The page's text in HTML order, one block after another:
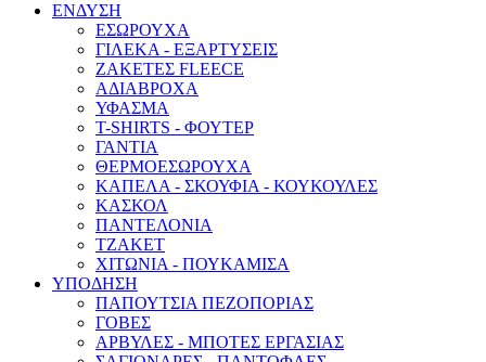
ΕΝΔΥΣΗ
ΕΣΩΡΟΥΧΑ
ΓΙΛΕΚΑ - ΕΞΑΡΤΥΣΕΙΣ
ΖΑΚΕΤΕΣ FLEECE
ΑΔΙΑΒΡΟΧΑ
ΥΦΑΣΜΑ
T-SHIRTS - ΦΟΥΤΕΡ
ΓΑΝΤΙΑ
ΘΕΡΜΟΕΣΩΡΟΥΧΑ
ΚΑΠΕΛΑ - ΣΚΟΥΦΙΑ - ΚΟΥΚΟΥΛΕΣ
ΚΑΣΚΟΛ
ΠΑΝΤΕΛΟΝΙΑ
ΤΖΑΚΕΤ
ΧΙΤΩΝΙΑ - ΠΟΥΚΑΜΙΣΑ
ΥΠΟΔΗΣΗ
ΠΑΠΟΥΤΣΙΑ ΠΕΖΟΠΟΡΙΑΣ
ΓΟΒΕΣ
ΑΡΒΥΛΕΣ - ΜΠΟΤΕΣ ΕΡΓΑΣΙΑΣ